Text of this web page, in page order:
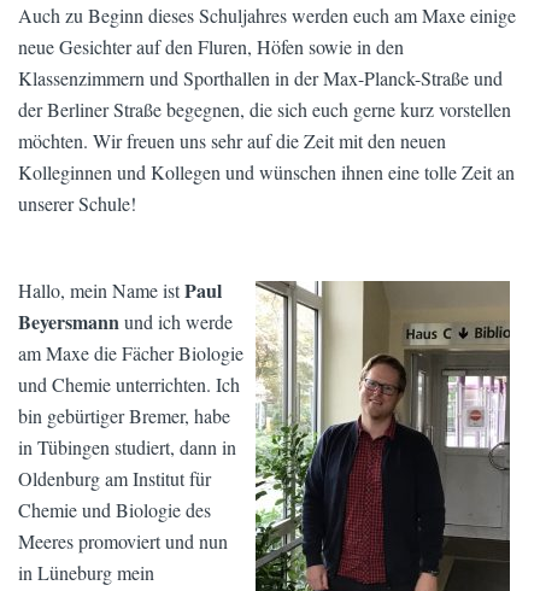
Auch zu Beginn dieses Schuljahres werden euch am Maxe einige
neue Gesichter auf den Fluren, Höfen sowie in den
Klassenzimmern und Sporthallen in der Max-Planck-Straße und
der Berliner Straße begegnen, die sich euch gerne kurz vorstellen
möchten. Wir freuen uns sehr auf die Zeit mit den neuen
Kolleginnen und Kollegen und wünschen ihnen eine tolle Zeit an
unserer Schule!
Hallo, mein Name istPaul
Beyersmannund ich werde
am Maxe die Fächer Biologie
und Chemie unterrichten. Ich
bin gebürtiger Bremer, habe
in Tübingen studiert, dann in
Oldenburg am Institut für
Chemie und Biologie des
Meeres promoviert und nun
in Lüneburg mein